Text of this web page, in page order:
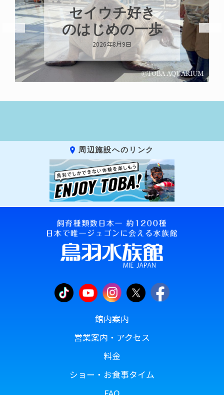
セイウチ好き
のはじめの一歩
2026年8月9日
周辺施設へのリンク
館内案内
営業案内・アクセス
料金
ショー・お食事タイム